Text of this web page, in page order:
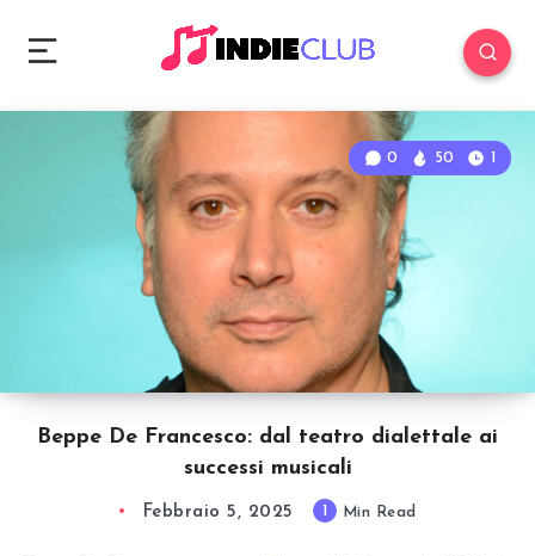
Beppe De Francesco: dal teatro dialettale ai
successi musicali
0 50 1
Febbraio 5, 2025 Min Read